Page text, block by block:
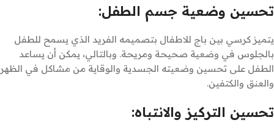
تحسين وضعية جسم الطفل:
يتميز كرسي بين باج للاطفال بتصميمه الفريد الذي يسمح للطفل
بالجلوس في وضعية صحيحة ومريحة. وبالتالي، يمكن أن يساعد
الطفل على تحسين وضعيته الجسدية والوقاية من مشاكل في الظهر
والعنق والكتفين.
تحسين التركيز والانتباه: